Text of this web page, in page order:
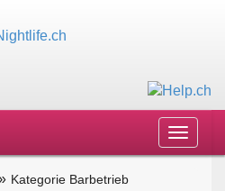
Toggle
Kategorie Barbetrieb